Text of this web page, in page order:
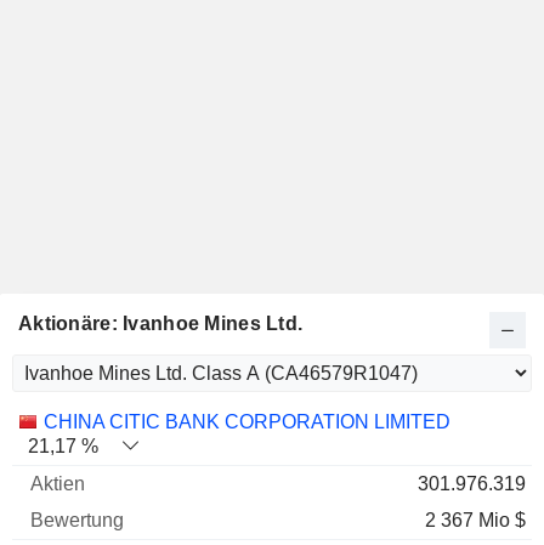
Aktionäre: Ivanhoe Mines Ltd.
Name Aktien % Bewertung
CHINA CITIC BANK CORPORATION LIMITED
21,17 %
301.976.319
2 367 Mio $